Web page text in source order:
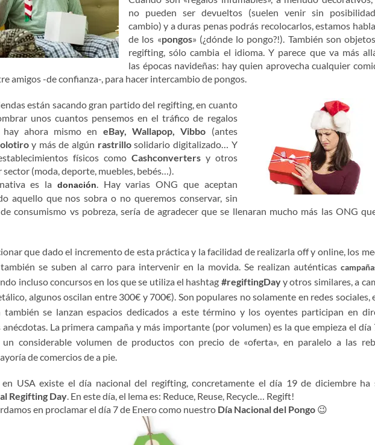
no pueden ser devueltos (suelen venir sin
cambio) y a duras penas podrás recolocarlos, estamos
de los «pongos» (¿dónde lo pongo?!). También son
regifting, sólo cambia el idioma. Y parece que va más
las épocas navideñas: hay quien aprovecha cualquier
amigos -de confianza-, para hacer intercambio de pongos.
están sacando gran partido del regifting, en cuanto
unos cuantos pensemos en el tráfico de regalos
hay ahora mismo en eBay, Wallapop, Vibbo (antes
y más de algún rastrillosolidario digitalizado… Y
físicos como Cashconverters y otros
(moda, deporte, muebles, bebés…).
es la
donación
. Hay varias ONG que aceptan
aquello que nos sobra o no queremos conservar, sin
consumismo vs pobreza, sería de agradecer que se llenaran mucho más las ONG
que dado el incremento de esta práctica y la facilidad de realizarla off y online, los
se suben al carro para intervenir en la movida. Se realizan auténticas
incluso concursos en los que se utiliza el hashtag #regiftingDayy otros similares, a
algunos oscilan entre 300€ y 700€). Son populares no solamente en redes sociales,
se lanzan espacios dedicados a este término y los oyentes participan en
La primera campaña y más importante (por volumen) es la que empieza el día
un considerable volumen de productos con precio de «oferta», en paralelo a las
de comercios de a pie.
USA existe el día nacional del regifting, concretamente el día 19 de diciembre ha
Regifting Day. En este día, el lema es: Reduce, Reuse, Recycle… Regift!
en proclamar el día 7 de Enero como nuestro Día Nacional del Pongo 😉